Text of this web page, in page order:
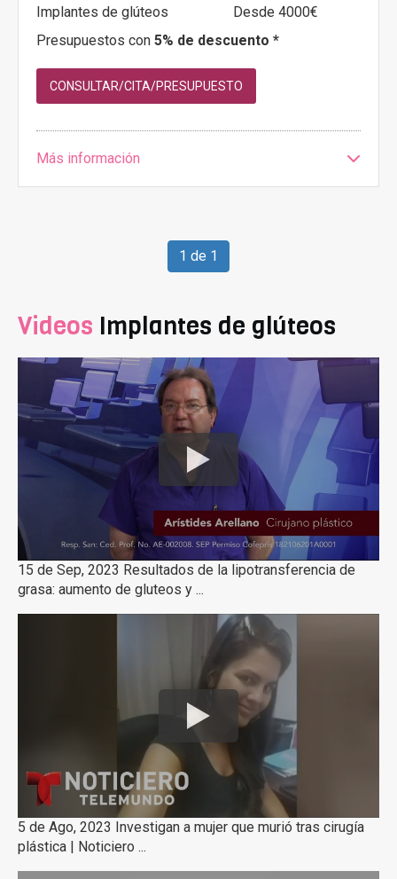
Implantes de glúteos
Desde 4000€
Presupuestos con 5% de descuento *
CONSULTAR/CITA/PRESUPUESTO
Más información
1 de 1
Videos Implantes de glúteos
15 de Sep, 2023 Resultados de la lipotransferencia de
grasa: aumento de gluteos y ...
5 de Ago, 2023 Investigan a mujer que murió tras cirugía
plástica | Noticiero ...